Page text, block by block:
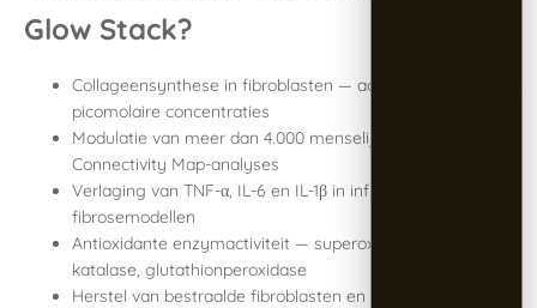
Glow Stack?
Collageensynthese in fibroblasten — actief al bij
picomolaire concentraties
Modulatie van meer dan 4.000 menselijke genen via
Connectivity Map-analyses
Verlaging van TNF-α, IL-6 en IL-1β in inflammatoire en
fibrose­modellen
Antioxidante enzymactiviteit — superoxide­dismutase,
katalase, glutathion­peroxidase
Herstel van bestraalde fibroblasten en stimulering van